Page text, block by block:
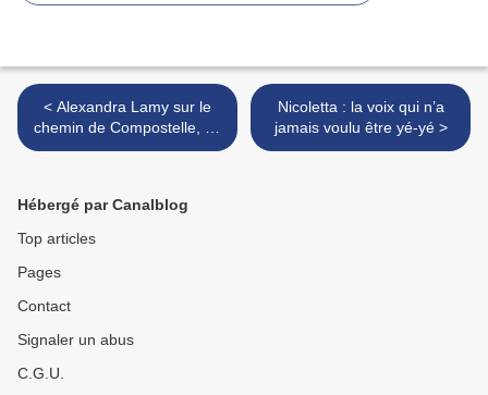
< Alexandra Lamy sur le
chemin de Compostelle, un
voyage humain et intérieur
Nicoletta : la voix qui n’a
jamais voulu être yé-yé >
Hébergé par Canalblog
Top articles
Pages
Contact
Signaler un abus
C.G.U.